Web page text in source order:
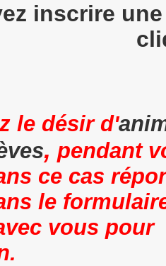
inscrire
le désir d'
, pendant
ce cas
le
vous